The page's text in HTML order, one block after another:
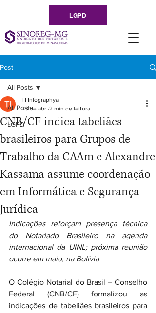
LGPD
Post
All Posts
LGPD
All Posts
CNB/CF indica tabeliães
brasileiros para Grupos de
Trabalho da CAAm e Alexandre
Kassama assume coordenação
em Informática e Segurança
Jurídica
TI Infographya
23 de abr. 2 min de leitura
Indicações reforçam presença técnica
do Notariado Brasileiro na agenda
internacional da UINL; próxima reunião
ocorre em maio, na Bolívia
O Colégio Notarial do Brasil – Conselho
Federal (CNB/CF) formalizou as
indicações de tabeliães brasileiros para